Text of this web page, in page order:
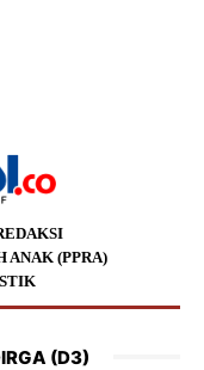
ANAK (PPRA)
(D3)